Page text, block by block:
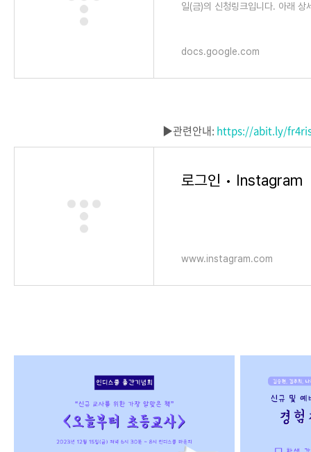
일(금)의 신청링크입니다. 아래
docs.google.com
▶️관련안내: https://abit.ly/
로그인 • Instagram
www.instagram.com